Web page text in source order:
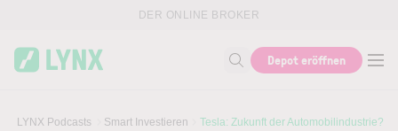
DER ONLINE BROKER
Suche nach Thema, ISIN...
Depot eröffnen
LYNX Podcasts Smart Investieren Tesla: Zukunft der Automobilindustrie?